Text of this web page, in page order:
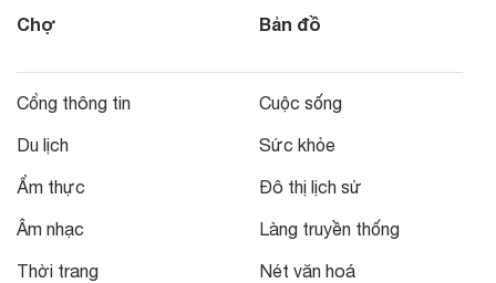
Chợ Bản đồ
Cổng thông tin
Du lịch
Ẩm thực
Âm nhạc
Thời trang
Cuộc sống
Sức khỏe
Đô thị lịch sử
Làng truyền thống
Nét văn hoá